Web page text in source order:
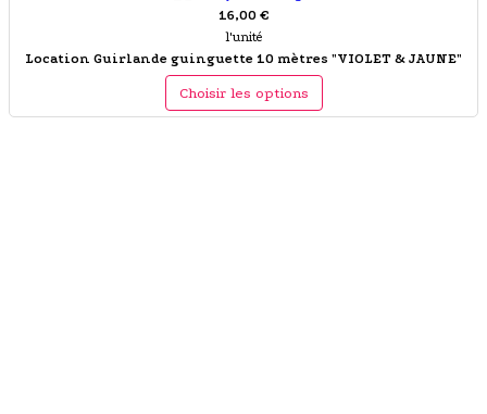
16,00 €
l'unité
Location Guirlande guinguette 10 mètres "VIOLET & JAUNE"
Choisir les options